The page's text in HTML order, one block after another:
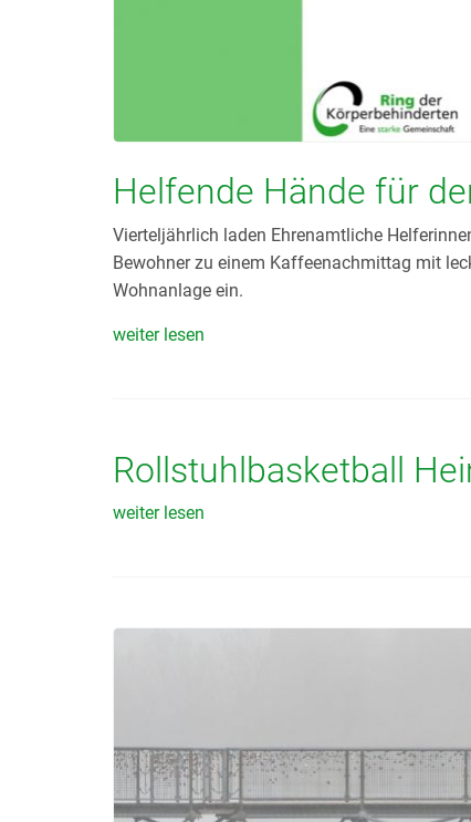
Helfende Hände für
Vierteljährlich laden Ehrenamtliche
Bewohner zu einem Kaffeenachmittag mit
Wohnanlage ein.
weiter lesen
Rollstuhlbasketball
weiter lesen